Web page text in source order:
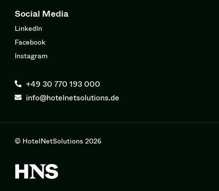
Social Media
LinkedIn
Facebook
Instagram
+49 30 770 193 000
info@hotelnetsolutions.de
© HotelNetSolutions 2026